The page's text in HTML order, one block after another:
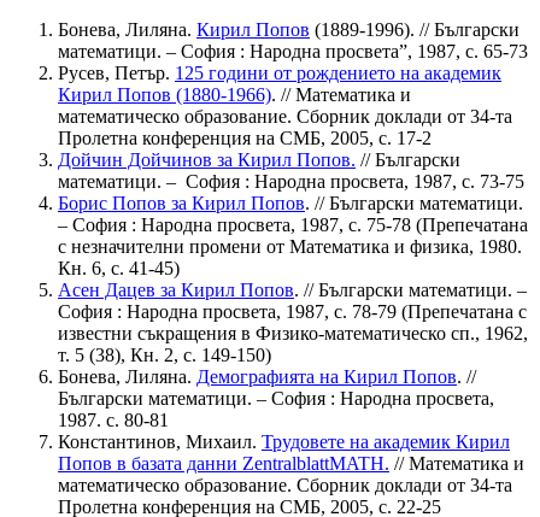
Бонева, Лиляна. Кирил Попов (1889-1996). // Български
математици. – София : Народна просвета”, 1987, с. 65-73
Русев, Петър. 125 години от рождението на академик
Кирил Попов (1880-1966). // Математика и
математическо образование. Сборник доклади от 34-та
Пролетна конференция на СМБ, 2005, с. 17-2
Дойчин Дойчинов за Кирил Попов. // Български
математици. – София : Народна просвета, 1987, с. 73-75
Борис Попов за Кирил Попов. // Български математици.
– София : Народна просвета, 1987, с. 75-78 (Препечатана
с незначителни промени от Математика и физика, 1980.
Кн. 6, с. 41-45)
Асен Дацев за Кирил Попов. // Български математици. –
София : Народна просвета, 1987, с. 78-79 (Препечатана с
известни съкращения в Физико-математическо сп., 1962,
т. 5 (38), Кн. 2, с. 149-150)
Бонева, Лиляна. Демографията на Кирил Попов. //
Български математици. – София : Народна просвета,
1987. с. 80-81
Константинов, Михаил. Трудовете на академик Кирил
Попов в базата данни ZentralblattMATH. // Математика и
математическо образование. Сборник доклади от 34-та
Пролетна конференция на СМБ, 2005, с. 22-25